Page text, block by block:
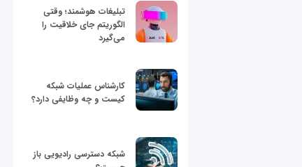
تبلیغات هوشمند؛ وقتی
الگوریتم جای خلاقیت را
می‌گیرد
کارشناس عملیات شبکه
کیست و چه وظایفی دارد؟
شبکه دسترسی رادیویی باز